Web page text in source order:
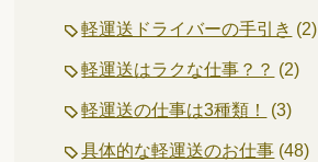
軽運送ドライバーの手引き (2)
軽運送はラクな仕事？？ (2)
軽運送の仕事は3種類！ (3)
具体的な軽運送のお仕事 (48)